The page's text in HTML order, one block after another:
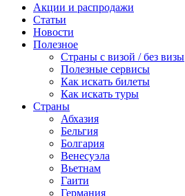
Акции и распродажи
Статьи
Новости
Полезное
Cтраны с визой / без визы
Полезные сервисы
Как искать билеты
Как искать туры
Страны
Абхазия
Бельгия
Болгария
Венесуэла
Вьетнам
Гаити
Германия